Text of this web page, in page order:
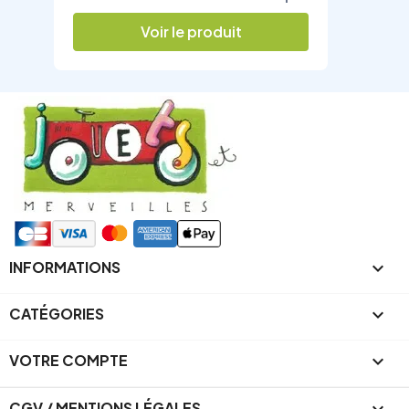
Voir le produit
INFORMATIONS 
CATÉGORIES 
VOTRE COMPTE 